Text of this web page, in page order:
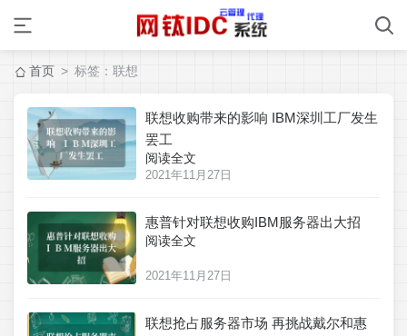
首页 > 标签：联想
联想收购带来的影响 IBM深圳工厂发生
罢工
阅读全文
2021年11月27日
惠普针对联想收购IBM服务器出大招
阅读全文
2021年11月27日
联想抢占服务器市场 再挑战戴尔和惠